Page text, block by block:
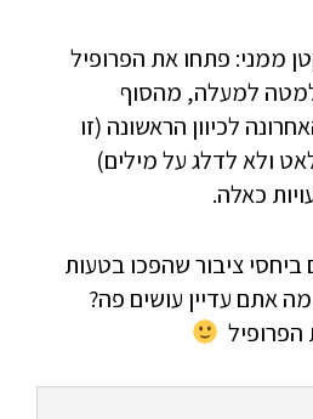
ממני: פתחו את הפרופיל
למעלה, מהסוף
לכיוון הראשונה (זו
ולא לדלג על מילים)
כאלה.
ציבור שהפכו בטעות
אתם עדיין עושים פה?
הפרופיל